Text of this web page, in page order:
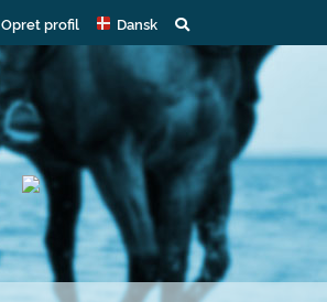
Opret profil Dansk